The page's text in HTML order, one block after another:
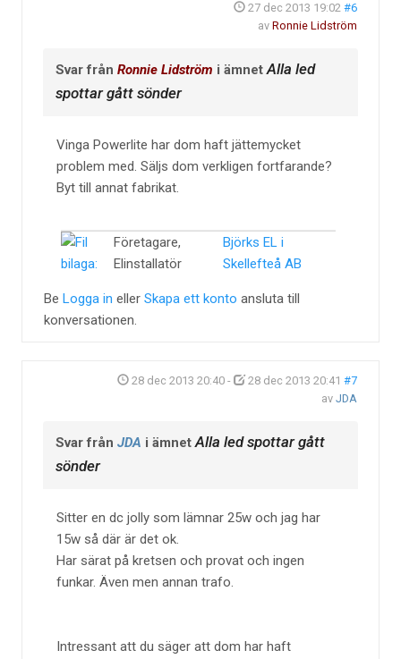
27 dec 2013 19:02 #6
av Ronnie Lidström
Svar från Ronnie Lidström i ämnetAlla led
spottar gått sönder
Vinga Powerlite har dom haft jättemycket
problem med. Säljs dom verkligen fortfarande?
Byt till annat fabrikat.
Företagare,
Elinstallatör
Björks EL i
Skellefteå AB
Be Logga in eller Skapa ett konto ansluta till
konversationen.
28 dec 2013 20:40 - 28 dec 2013 20:41 #7
av JDA
Svar från JDA i ämnetAlla led spottar gått
sönder
Sitter en dc jolly som lämnar 25w och jag har
15w så där är det ok.
Har särat på kretsen och provat och ingen
funkar. Även men annan trafo.
Intressant att du säger att dom har haft